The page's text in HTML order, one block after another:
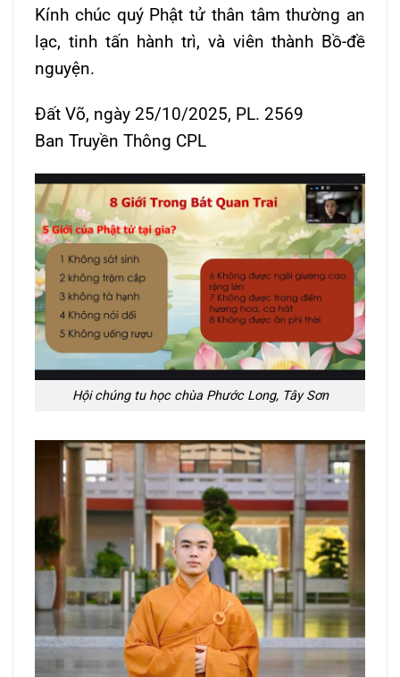
Kính chúc quý Phật tử thân tâm thường an
lạc, tinh tấn hành trì, và viên thành Bồ-đề
nguyện.
Đất Võ, ngày 25/10/2025, PL. 2569
Ban Truyền Thông CPL
Hội chúng tu học chùa Phước Long, Tây Sơn